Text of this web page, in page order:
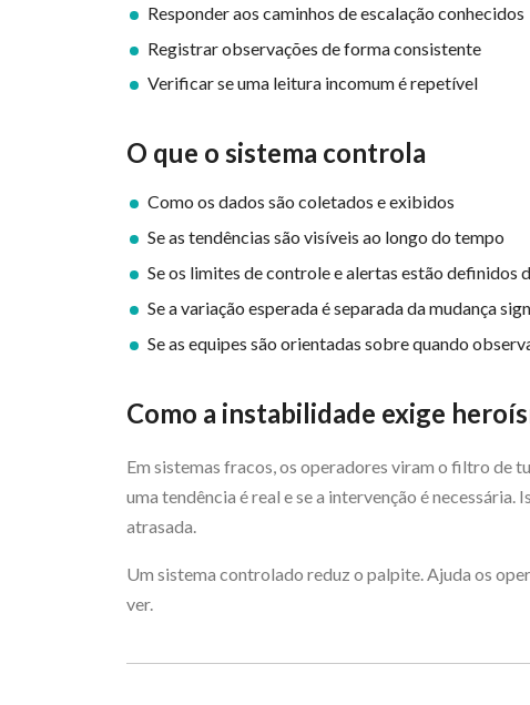
Responder aos caminhos de escalação conhecidos
Registrar observações de forma consistente
Verificar se uma leitura incomum é repetível
O que o sistema controla
Como os dados são coletados e exibidos
Se as tendências são visíveis ao longo do tempo
Se os limites de controle e alertas estão definidos
Se a variação esperada é separada da mudança
Se as equipes são orientadas sobre quando
Como a instabilidade exige
Em sistemas fracos, os operadores viram o filtro de
uma tendência é real e se a intervenção é
atrasada.
Um sistema controlado reduz o palpite. Ajuda os
ver.